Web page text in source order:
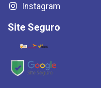
Instagram
Site Seguro